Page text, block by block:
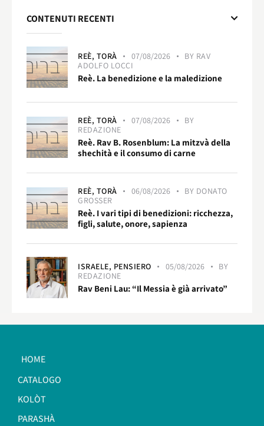
CONTENUTI RECENTI
REÈ, TORÀ 07/08/2026 BY RAV
ADOLFO LOCCI
Reè. La benedizione e la maledizione
REÈ, TORÀ 07/08/2026
BY
REDAZIONE
Reè. Rav B. Rosenblum: La mitzvà della
shechità e il consumo di carne
REÈ, TORÀ 06/08/2026 BY DONATO
GROSSER
Reè. I vari tipi di benedizioni: ricchezza,
figli, salute, onore, sapienza
ISRAELE, PENSIERO 05/08/2026
BY
REDAZIONE
Rav Beni Lau: “Il Messia è già arrivato”
HOME
CATALOGO
KOLÒT
PARASHÀ